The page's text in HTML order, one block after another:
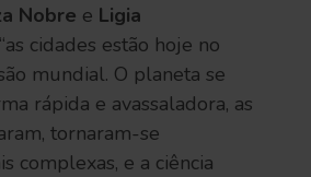
Nobre e Ligia
cidades estão hoje no
mundial. O planeta se
rápida e avassaladora, as
tornaram-se
complexas, e a ciência